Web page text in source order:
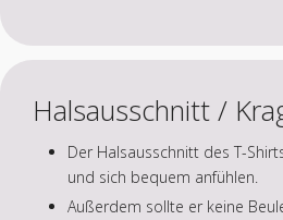
Halsausschnitt /
Der Halsausschnitt des T-
und sich bequem anfühlen.
Außerdem sollte er keine